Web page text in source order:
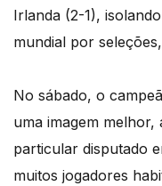
Irlanda (2-1),
mundial por
No sábado, o
uma imagem
particular disputado
muitos jogadores